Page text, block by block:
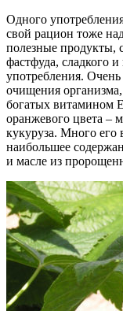
Одного
свой рацион тоже
полезные продукты,
фастфуда, сладкого
употребления.
очищения
богатых витамином
оранжевого цвета –
кукуруза. Много его
наибольшее
и масле из